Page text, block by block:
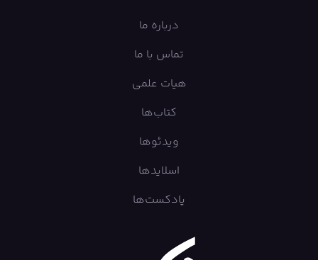
درباره ما
تماس با ما
هیات علمی
کتاب‌ها
ویدئوها
اسلایدها
پادکست‌ها